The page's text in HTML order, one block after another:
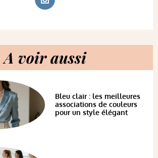
A voir aussi
Bleu clair : les meilleures
associations de couleurs
pour un style élégant